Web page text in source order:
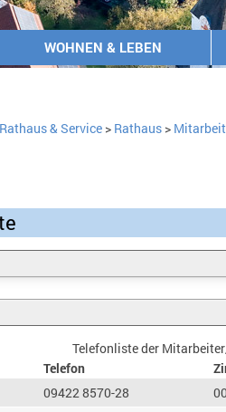
WOHNEN & LEBEN
Rathaus & Service> Rathaus>
Telefonliste der
Telefon
09422 8570-28